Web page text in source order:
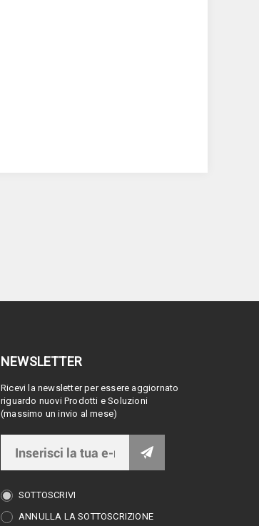
NEWSLETTER
Ricevi la newsletter per essere aggiornato
riguardo nuovi Prodotti e Soluzioni
(massimo un invio al mese)
SOTTOSCRIVI
ANNULLA LA SOTTOSCRIZIONE